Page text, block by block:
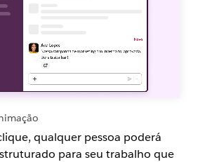
qualquer pessoa poderá
para seu trabalho que